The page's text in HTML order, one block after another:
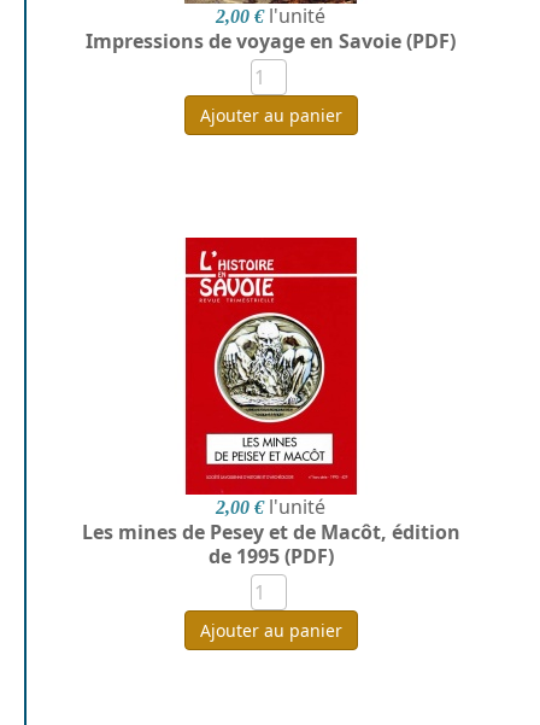
2,00 € l'unité
Impressions de voyage en Savoie (PDF)
Ajouter au panier
2,00 € l'unité
Les mines de Pesey et de Macôt, édition
de 1995 (PDF)
Ajouter au panier